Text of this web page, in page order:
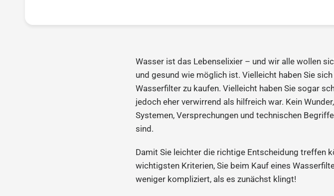
Wasser ist das Lebenselixier – und wir alle wollen
und gesund wie möglich ist. Vielleicht haben Sie
Wasserfilter zu kaufen. Vielleicht haben Sie sogar
jedoch eher verwirrend als hilfreich war. Kein
Systemen, Versprechungen und technischen
sind.
Damit Sie leichter die richtige Entscheidung treffen
wichtigsten Kriterien, Sie beim Kauf eines
weniger kompliziert, als es zunächst klingt!